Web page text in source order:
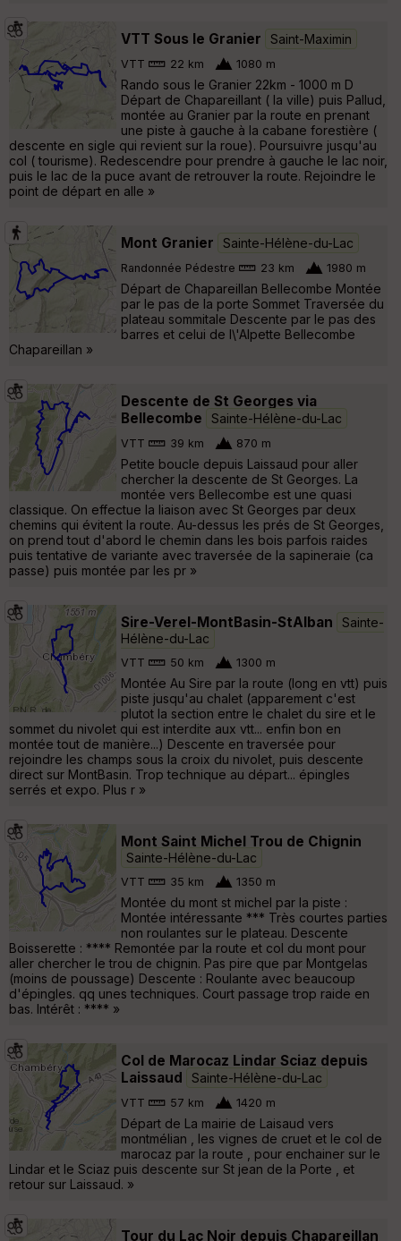
VTT Sous le Granier Saint-Maximin
VTT 22 km 1080 m
Rando sous le Granier 22km - 1000 m D
Départ de Chapareillant ( la ville) puis Pallud,
montée au Granier par la route en prenant
une piste à gauche à la cabane forestière (
descente en sigle qui revient sur la roue). Poursuivre jusqu'au
col ( tourisme). Redescendre pour prendre à gauche le lac noir,
puis le lac de la puce avant de retrouver la route. Rejoindre le
point de départ en alle »
Mont Granier Sainte-Hélène-du-Lac
Randonnée Pédestre 23 km 1980 m
Départ de Chapareillan Bellecombe Montée
par le pas de la porte Sommet Traversée du
plateau sommitale Descente par le pas des
barres et celui de l\'Alpette Bellecombe
Chapareillan »
Descente de St Georges via
Bellecombe
Sainte-Hélène-du-Lac
VTT 39 km 870 m
Petite boucle depuis Laissaud pour aller
chercher la descente de St Georges. La
montée vers Bellecombe est une quasi
classique. On effectue la liaison avec St Georges par deux
chemins qui évitent la route. Au-dessus les prés de St Georges,
on prend tout d'abord le chemin dans les bois parfois raides
puis tentative de variante avec traversée de la sapineraie (ca
passe) puis montée par les pr »
Sire-Verel-MontBasin-StAlban
Sainte-
Hélène-du-Lac
VTT 50 km 1300 m
Montée Au Sire par la route (long en vtt) puis
piste jusqu'au chalet (apparement c'est
plutot la section entre le chalet du sire et le
sommet du nivolet qui est interdite aux vtt... enfin bon en
montée tout de manière...) Descente en traversée pour
rejoindre les champs sous la croix du nivolet, puis descente
direct sur MontBasin. Trop technique au départ... épingles
serrés et expo. Plus r »
Mont Saint Michel Trou de Chignin
Sainte-Hélène-du-Lac
VTT 35 km 1350 m
Montée du mont st michel par la piste :
Montée intéressante *** Très courtes parties
non roulantes sur le plateau. Descente
Boisserette : **** Remontée par la route et col du mont pour
aller chercher le trou de chignin. Pas pire que par Montgelas
(moins de poussage) Descente : Roulante avec beaucoup
d'épingles. qq unes techniques. Court passage trop raide en
bas. Intérêt : **** »
Col de Marocaz Lindar Sciaz depuis
Laissaud
Sainte-Hélène-du-Lac
VTT 57 km 1420 m
Départ de La mairie de Laisaud vers
montmélian , les vignes de cruet et le col de
marocaz par la route , pour enchainer sur le
Lindar et le Sciaz puis descente sur St jean de la Porte , et
retour sur Laissaud. »
Tour du Lac Noir depuis Chapareillan